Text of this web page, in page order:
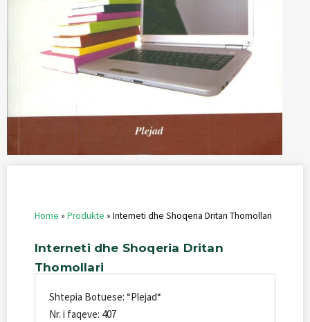
Home » Produkte » Interneti dhe Shoqeria Dritan Thomollari
Interneti dhe Shoqeria Dritan
Thomollari
Shtepia Botuese: “Plejad“
Nr. i faqeve: 407